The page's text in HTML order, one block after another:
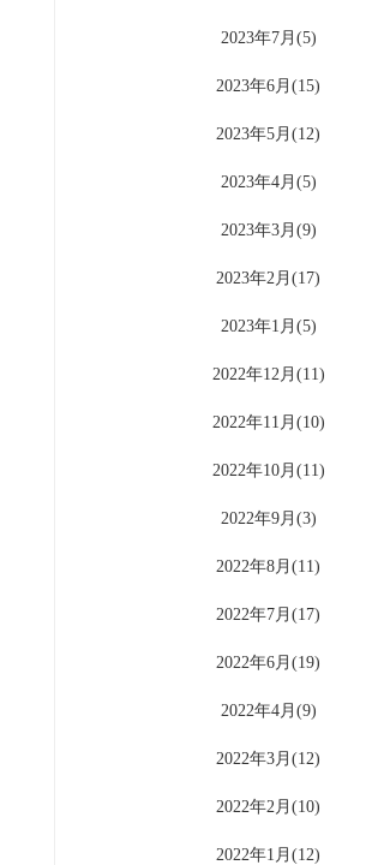
2023年7月(5)
2023年6月(15)
2023年5月(12)
2023年4月(5)
2023年3月(9)
2023年2月(17)
2023年1月(5)
2022年12月(11)
2022年11月(10)
2022年10月(11)
2022年9月(3)
2022年8月(11)
2022年7月(17)
2022年6月(19)
2022年4月(9)
2022年3月(12)
2022年2月(10)
2022年1月(12)